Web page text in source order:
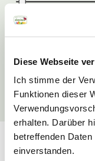
Diese Webseite
Ich stimme der
Funktionen dieser
erhalten. Darüber
betreffenden
einverstanden.
mild
PULP
Reset filters
Apple